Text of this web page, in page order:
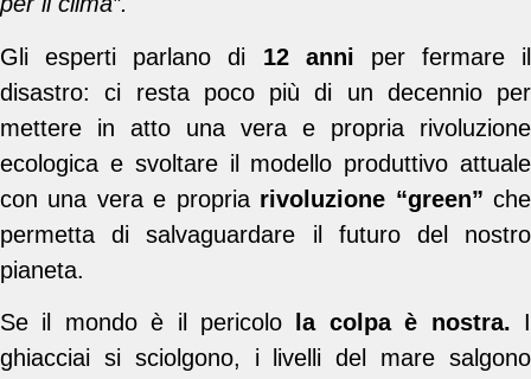
Gli esperti parlano di 12 anni per fermare il
disastro: ci resta poco più di un decennio per
mettere in atto una vera e propria rivoluzione
ecologica e svoltare il modello produttivo attuale
con una vera e propria rivoluzione “green” che
permetta di salvaguardare il futuro del nostro
pianeta.
Se il mondo è il pericolo la colpa è nostra. I
ghiacciai si sciolgono, i livelli del mare salgono